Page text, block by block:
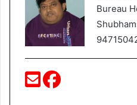
Bureau